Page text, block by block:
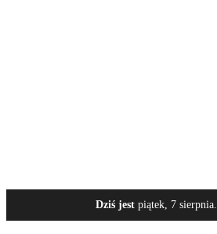
Dziś jest piątek, 7 sierpnia.